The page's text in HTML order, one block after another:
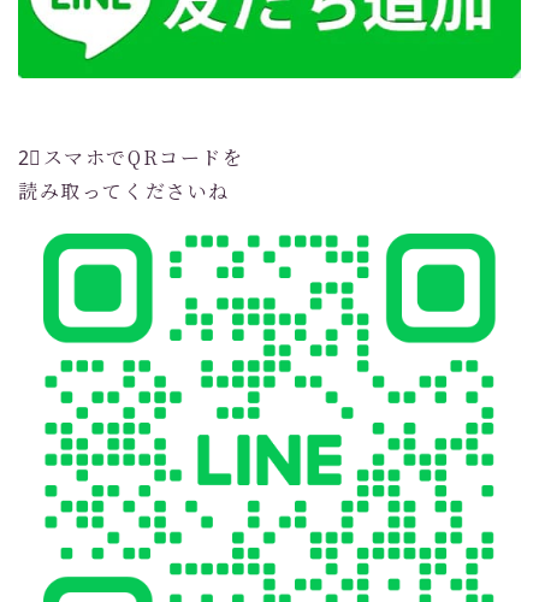
2⃣スマホでQRコードを
読み取ってくださいね